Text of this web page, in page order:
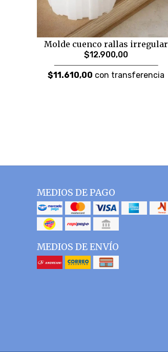
Molde cuenco rallas irregular
$12.900,00
$11.610,00 con transferencia
MEDIOS DE PAGO
MEDIOS DE ENVÍO